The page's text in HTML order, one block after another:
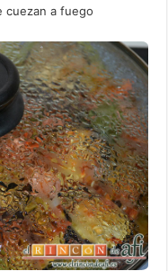
cuezan a fuego